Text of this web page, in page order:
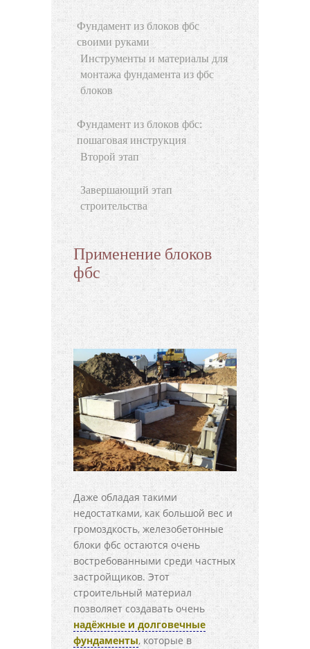
Фундамент из блоков фбс
своими руками
Инструменты и материалы для
монтажа фундамента из фбс
блоков
Фундамент из блоков фбс:
пошаговая инструкция
Второй этап
Завершающий этап
строительства
Применение блоков
фбс
Даже обладая такими
недостатками, как большой вес и
громоздкость, железобетонные
блоки фбс остаются очень
востребованными среди частных
застройщиков. Этот
строительный материал
позволяет создавать очень
надёжные и долговечные
фундаменты, которые в